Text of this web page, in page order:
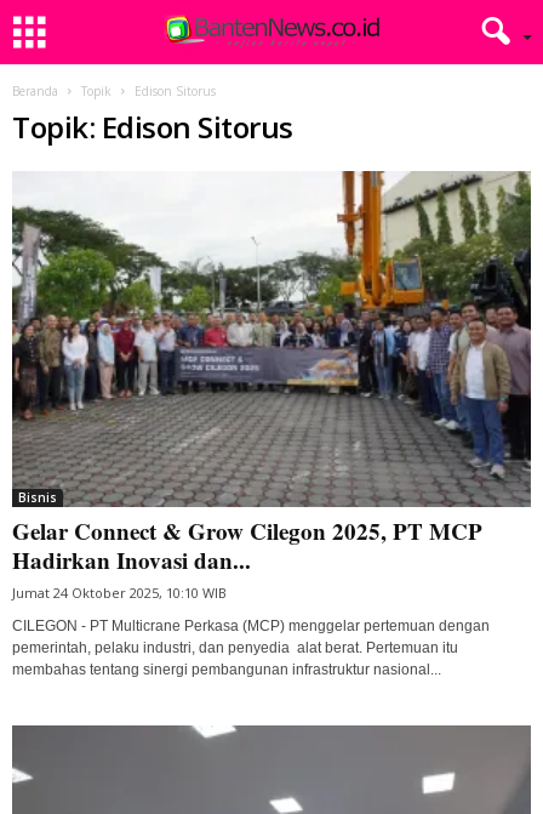
Beranda Topik Edison Sitorus
Topik: Edison Sitorus
Bisnis
Gelar Connect & Grow Cilegon 2025, PT MCP
Hadirkan Inovasi dan...
Jumat 24 Oktober 2025, 10:10 WIB
CILEGON - PT Multicrane Perkasa (MCP) menggelar pertemuan dengan
pemerintah, pelaku industri, dan penyedia alat berat. Pertemuan itu
membahas tentang sinergi pembangunan infrastruktur nasional...